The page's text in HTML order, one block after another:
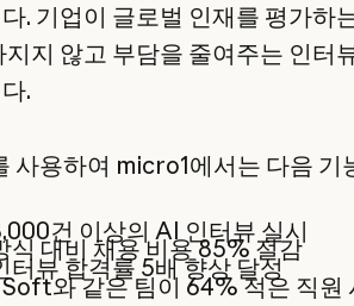
. 기업이 글로벌 인재를 평가하
지지 않고 부담을 줄여주는 인터
.
사용하여 micro1에서는 다음 기
건 이상의 AI 인터뷰 실시
식 대비 채용 비용 85% 절감
터뷰 합격률 5배 향상 달성
와 같은 팀이 64% 적은 직원